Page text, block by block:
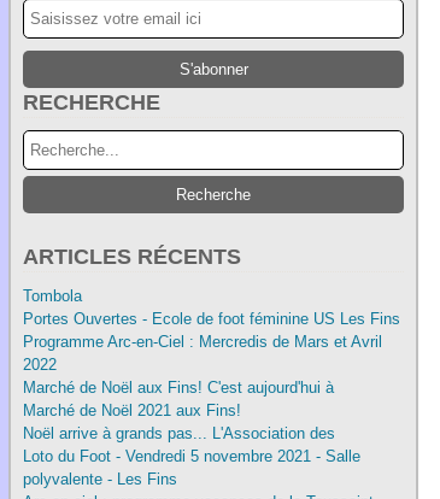
RECHERCHE
ARTICLES RÉCENTS
Tombola
Portes Ouvertes - Ecole de foot féminine US Les Fins
Programme Arc-en-Ciel : Mercredis de Mars et Avril
2022
Marché de Noël aux Fins! C'est aujourd'hui à
Marché de Noël 2021 aux Fins!
Noël arrive à grands pas... L'Association des
Loto du Foot - Vendredi 5 novembre 2021 - Salle
polyvalente - Les Fins